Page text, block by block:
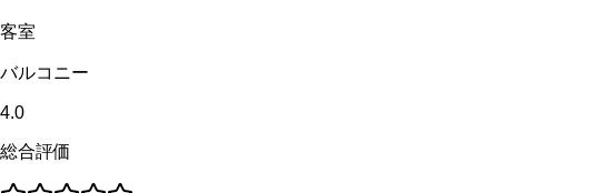
客室
バルコニー
4.0
総合評価